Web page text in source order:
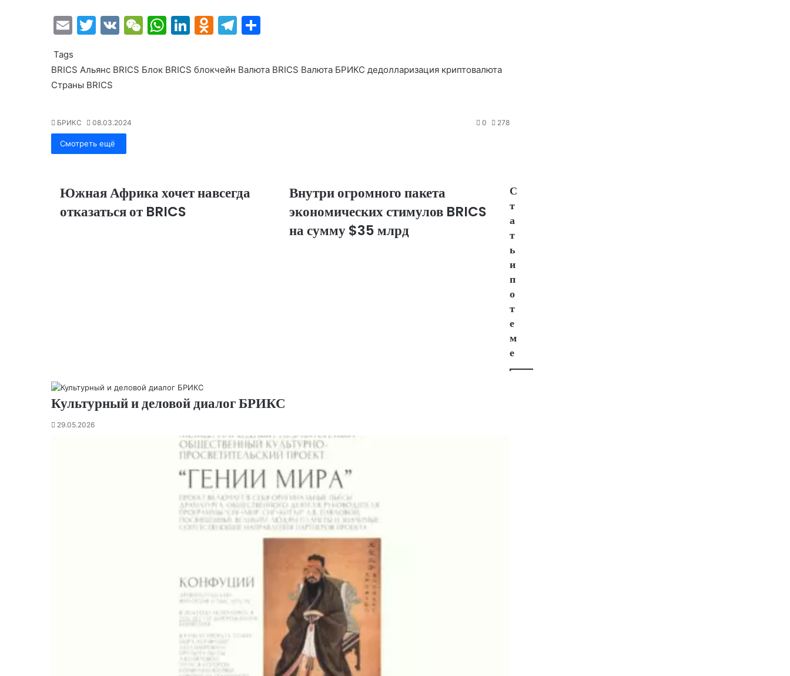
E
ai
l
T
itt
er
V
W
C
W
at
Li
k
e
O
n
o
ki
T
e
gr
п
р
Tags
BRICS Альянс BRICS Блок BRICS блокчейн Валюта BRICS Валюта БРИКС дедолларизация криптовалюта
Страны BRICS
БРИКС 08.03.2024 0 278
Смотреть ещё
Южная Африка хочет навсегда
отказаться от BRICS
Внутри огромного пакета
экономических стимулов BRICS
на сумму $35 млрд
С
т
а
т
ь
и
п
о
т
е
м
е
Культурный и деловой диалог БРИКС
29.05.2026